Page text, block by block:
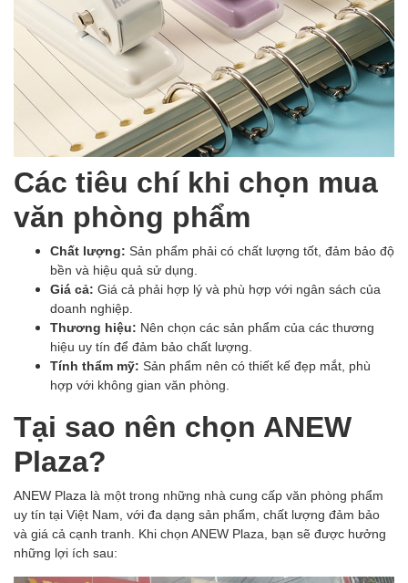
Các tiêu chí khi chọn mua
văn phòng phẩm
Chất lượng: Sản phẩm phải có chất lượng tốt, đảm bảo độ
bền và hiệu quả sử dụng.
Giá cả: Giá cả phải hợp lý và phù hợp với ngân sách của
doanh nghiệp.
Thương hiệu: Nên chọn các sản phẩm của các thương
hiệu uy tín để đảm bảo chất lượng.
Tính thẩm mỹ: Sản phẩm nên có thiết kế đẹp mắt, phù
hợp với không gian văn phòng.
Tại sao nên chọn ANEW
Plaza?
ANEW Plaza là một trong những nhà cung cấp văn phòng phẩm
uy tín tại Việt Nam, với đa dạng sản phẩm, chất lượng đảm bảo
và giá cả cạnh tranh. Khi chọn ANEW Plaza, bạn sẽ được hưởng
những lợi ích sau: